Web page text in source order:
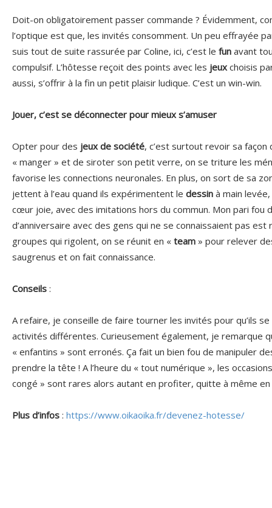
Doit-on obligatoirement passer commande ? Évidemment,
l’optique est que, les invités consomment. Un peu effrayée
suis tout de suite rassurée par Coline, ici, c’est le fun avant
compulsif. L’hôtesse reçoit des points avec les jeuxchoisis
aussi, s’offrir à la fin un petit plaisir ludique. C’est un win-win.
Jouer, c’est se déconnecter pour mieux s’amuser
Opter pour des jeux de société, c’est surtout revoir sa façon
« manger » et de siroter son petit verre, on se triture les
favorise les connections neuronales. En plus, on sort de sa
jettent à l’eau quand ils expérimentent le dessin à main
cœur joie, avec des imitations hors du commun. Mon pari fou
d’anniversaire avec des gens qui ne se connaissaient pas est
groupes qui rigolent, on se réunit en « team » pour relever
saugrenus et on fait connaissance.
Conseils :
A refaire, je conseille de faire tourner les invités pour qu’ils
activités différentes. Curieusement également, je remarque
« enfantins » sont erronés. Ça fait un bien fou de manipuler
prendre la tête ! A l’heure du « tout numérique », les
congé » sont rares alors autant en profiter, quitte à même en
Plus d’infos : https://www.oikaoika.fr/devenez-hotesse/